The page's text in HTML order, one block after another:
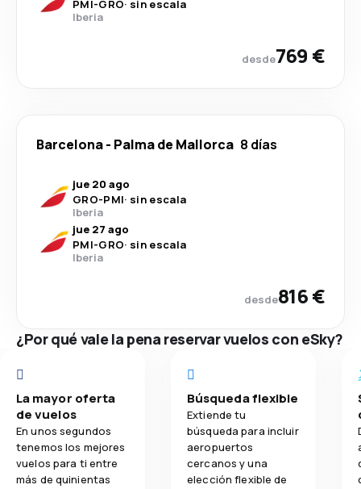
PMI-GRO· sin escala
Iberia
desde769 €
Barcelona- Palma de Mallorca 8 días
jue 20 ago
GRO-PMI· sin escala
Iberia
jue 27 ago
PMI-GRO· sin escala
Iberia
desde816 €
¿Por qué vale la pena reservar vuelos con eSky?
La mayor oferta
de vuelos
En unos segundos
tenemos los mejores
vuelos para ti entre
más de quinientas
Búsqueda flexible
Extiende tu
búsqueda para incluir
aeropuertos
cercanos y una
elección flexible de